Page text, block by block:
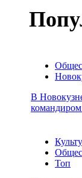
В
Топ